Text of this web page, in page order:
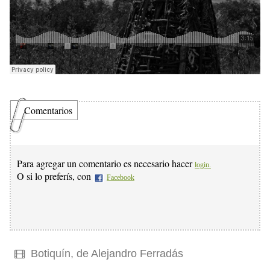
Comentarios
Para agregar un comentario es necesario hacer login.
O si lo preferís, con Facebook
Botiquín, de Alejandro Ferradás